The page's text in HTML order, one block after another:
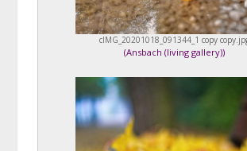
cIMG_20201018_091344_1 copy
(Ansbach (living gallery))